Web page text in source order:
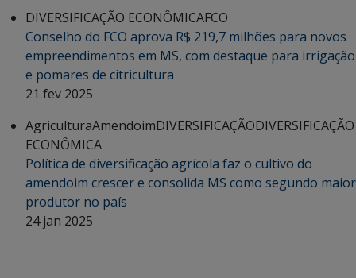
DIVERSIFICAÇÃO ECONÔMICAFCO
Conselho do FCO aprova R$ 219,7 milhões para novos
empreendimentos em MS, com destaque para irrigação
e pomares de citricultura
21 fev 2025
AgriculturaAmendoimDIVERSIFICAÇÃODIVERSIFICAÇÃO
ECONÔMICA
Política de diversificação agrícola faz o cultivo do
amendoim crescer e consolida MS como segundo maior
produtor no país
24 jan 2025